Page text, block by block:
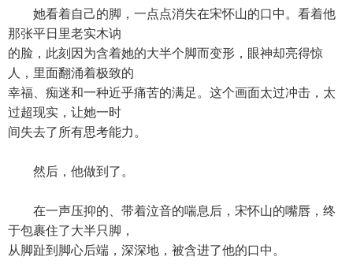
她看着自己的脚，一点点消失在宋怀山的口中。看着他
那张平日里老实木讷
的脸，此刻因为含着她的大半个脚而变形，眼神却亮得惊
人，里面翻涌着极致的
幸福、痴迷和一种近乎痛苦的满足。这个画面太过冲击，太
过超现实，让她一时
间失去了所有思考能力。
然后，他做到了。
在一声压抑的、带着泣音的喘息后，宋怀山的嘴唇，终
于包裹住了大半只脚，
从脚趾到脚心后端，深深地，被含进了他的口中。